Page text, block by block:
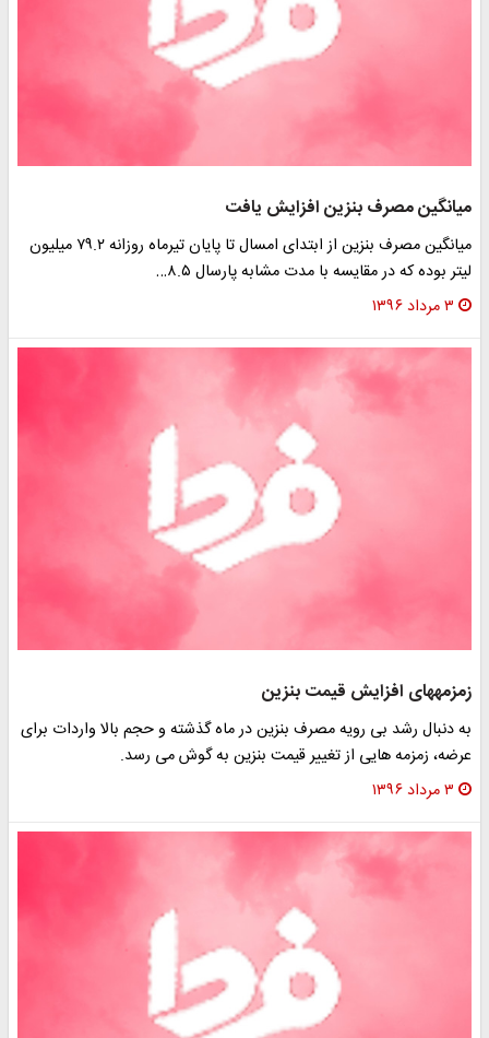
میانگین مصرف بنزین افزایش یافت
میانگین مصرف بنزین از ابتدای امسال تا پایان تیرماه روزانه ۷۹.۲ میلیون
لیتر بوده که در مقایسه با مدت مشابه پارسال ۸.۵…
۳ مرداد ۱۳۹۶
زمزمه‎های افزایش قیمت بنزین
به دنبال رشد بی رویه مصرف بنزین در ماه گذشته و حجم بالا واردات برای
عرضه، زمزمه هایی از تغییر قیمت بنزین به گوش می رسد.
۳ مرداد ۱۳۹۶